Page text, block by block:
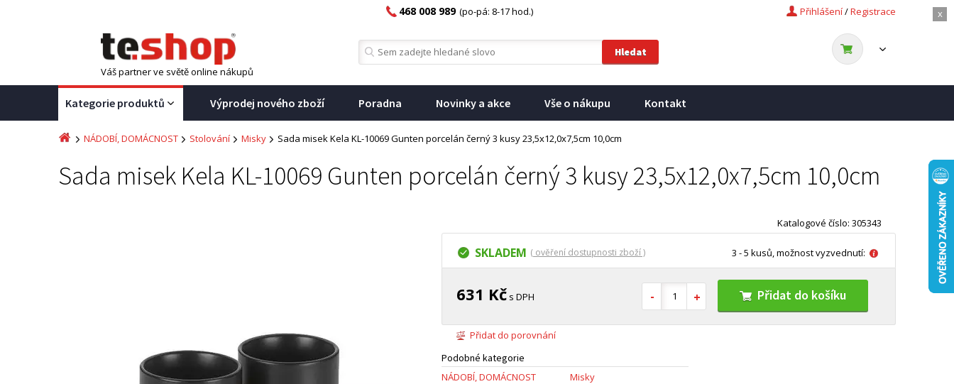
x
Registrace
/
Přihlášení
468 008 989 (po-pá: 8-17 hod.)
Váš partner ve světě online nákupů
Kategorie produktů Výprodej nového zboží Poradna Novinky a akce Vše o nákupu Kontakt
NÁDOBÍ, DOMÁCNOST Stolování Misky Sada misek Kela KL-10069 Gunten porcelán černý 3 kusy 23,5x12,0x7,5cm 10,0cm
Sada misek Kela KL-10069 Gunten porcelán černý 3 kusy 23,5x12,0x7,5cm 10,0cm
Katalogové číslo: 305343
SKLADEM ( ověření dostupnosti zboží ) 3 - 5 kusů, možnost vyzvednutí:
631 Kč s DPH Přidat do košíku
Přidat do porovnání
Podobné kategorie
NÁDOBÍ, DOMÁCNOST
Misky